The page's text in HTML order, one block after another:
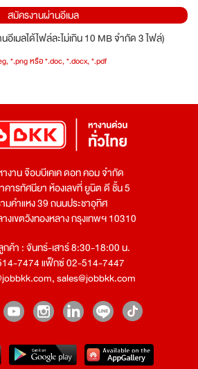
สมัครงานผ่านอีเมล
เมลได้ไฟล์ละไม่เกิน 10 MB จำกัด 3 ไฟล์)
*.png หรือ *.doc, *.docx, *.pdf
งาน จ๊อบบีเคเค ดอท คอม จำกัด
คารทัศนียา ห้องเลขที่ ยูนิต ดี ชั้น 5
มคำแหง 39 ถนนประชาอุทิศ
งเขตวังทองหลาง กรุงเทพฯ 10310
ค้า : จันทร์-เสาร์ 8:30-18:00 น.
7474 แฟ็กซ์ 02-514-7447
,sales@jobbkk.com